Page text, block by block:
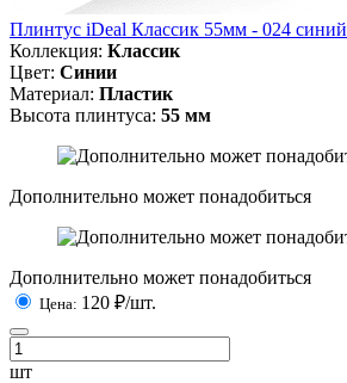
Плинтус iDeal Классик 55мм - 024 синий
Коллекция: Классик
Цвет: Синии
Материал: Пластик
Высота плинтуса: 55 мм
Дополнительно может понадобиться
Дополнительно может понадобиться
Цена: 120 ₽/шт.
шт